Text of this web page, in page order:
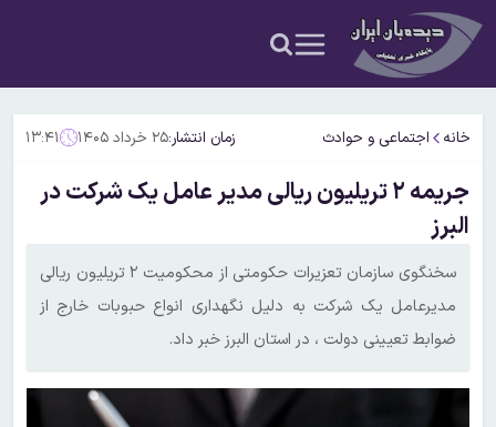
خانه اجتماعی و حوادث زمان انتشار:۲۵ خرداد ۱۴۰۵ ۱۳:۴۱
جریمه ٢ تریلیون ریالی مدیر عامل یک شرکت در
البرز
سخنگوی سازمان تعزیرات حکومتی از محکومیت ۲ تریلیون ریالی
مدیرعامل یک شرکت به دلیل نگهداری انواع حبوبات خارج از
ضوابط تعیینی دولت ، در استان البرز خبر داد.